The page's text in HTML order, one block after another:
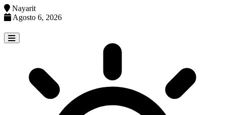
Nayarit
Agosto 6, 2026
to
content